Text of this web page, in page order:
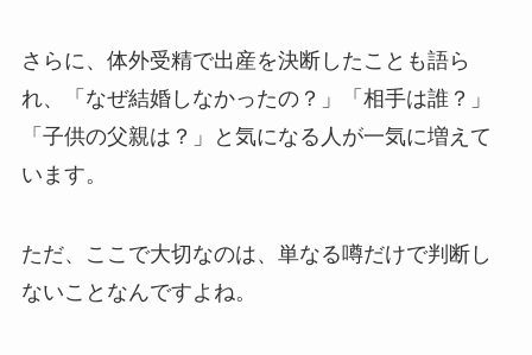
さらに、体外受精で出産を決断したことも語ら
れ、「なぜ結婚しなかったの？」「相手は誰？」
「子供の父親は？」と気になる人が一気に増えて
います。
ただ、ここで大切なのは、単なる噂だけで判断し
ないことなんですよね。